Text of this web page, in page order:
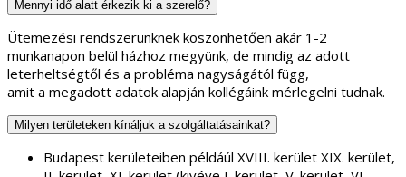
Mennyi idő alatt érkezik ki a szerelő?
Ütemezési rendszerünknek köszönhetően akár 1-2
munkanapon belül házhoz megyünk, de mindig az adott
leterheltségtől és a probléma nagyságától függ,
amit a megadott adatok alapján kollégáink mérlegelni tudnak.
Milyen területeken kínáljuk a szolgáltatásainkat?
Budapest kerületeiben példáúl XVIII. kerület XIX. kerület,